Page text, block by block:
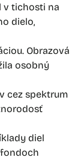
v tichosti na
dielo,
Obrazová
osobný
cez spektrum
diel